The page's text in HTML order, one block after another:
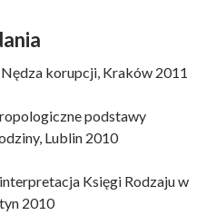
korupcji, Kraków 2011
podstawy
Lublin 2010
Księgi Rodzaju w
2010